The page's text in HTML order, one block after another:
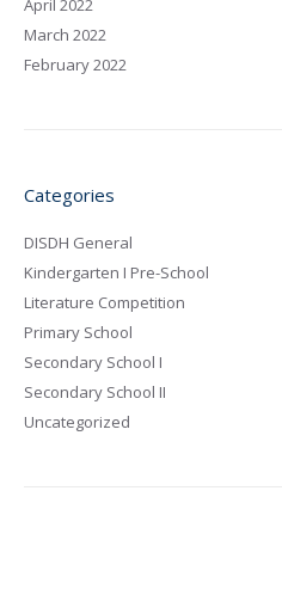
April 2022
March 2022
February 2022
Categories
DISDH General
Kindergarten I Pre-School
Literature Competition
Primary School
Secondary School I
Secondary School II
Uncategorized